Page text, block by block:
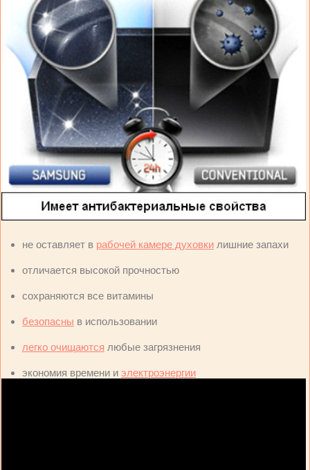
не оставляет в рабочей камере духовки лишние запахи
отличается высокой прочностью
сохраняются все витамины
безопасны в использовании
легко очищаются любые загрязнения
экономия времени и электроэнергии